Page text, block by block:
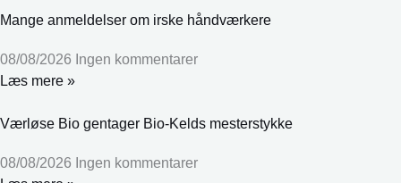
Mange anmeldelser om irske håndværkere
08/08/2026 Ingen kommentarer
Læs mere »
Værløse Bio gentager Bio-Kelds mesterstykke
08/08/2026 Ingen kommentarer